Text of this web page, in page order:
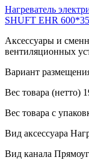
Нагреватель
SHUFT EHR
Аксессуары и
вентиляционных
Вариант
Вес товара (нетто)
Вес товара с
Вид аксессуара
Вид канала